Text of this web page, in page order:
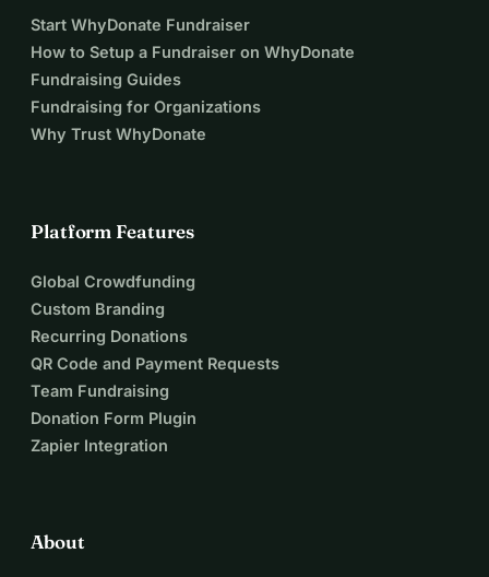
Start WhyDonate Fundraiser
How to Setup a Fundraiser on WhyDonate
Fundraising Guides
Fundraising for Organizations
Why Trust WhyDonate
Platform Features
Global Crowdfunding
Custom Branding
Recurring Donations
QR Code and Payment Requests
Team Fundraising
Donation Form Plugin
Zapier Integration
About